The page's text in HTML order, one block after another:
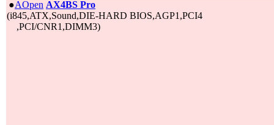
●AOpen AX4BS Pro
(i845,ATX,Sound,DIE-HARD BIOS,AGP1,PCI4
,PCI/CNR1,DIMM3)